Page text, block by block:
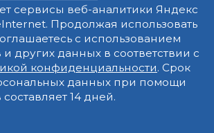
сервисы веб-аналитики Яндекс
Продолжая использовать
с использованием
других данных в соответствии с
конфиденциальности. Срок
данных при помощи
14 дней.